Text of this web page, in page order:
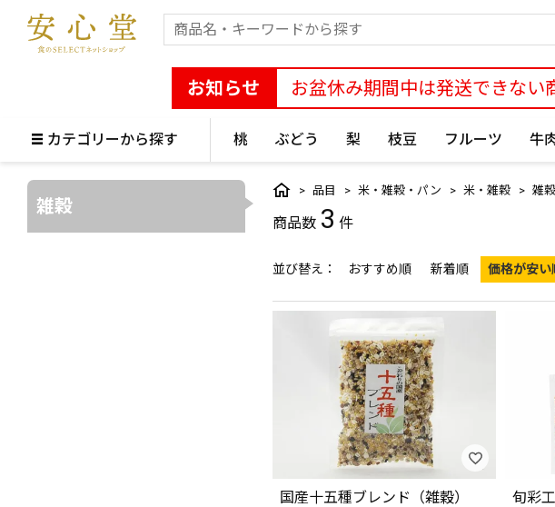
お知らせ お盆休み期間中は発送できない
カテゴリーから探す 桃 ぶどう 梨 枝豆 フルーツ 牛
雑穀
品目 米・雑穀・パン 米・雑穀 雑穀
並び替え おすすめ順 新着順 価格が安い
3
国産十五種ブレンド（雑穀）
旬彩